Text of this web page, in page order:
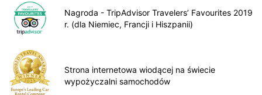
Nagroda - TripAdvisor Travelers’ Favourites 2019
r. (dla Niemiec, Francji i Hiszpanii)
Strona internetowa wiodącej na świecie
wypożyczalni samochodów